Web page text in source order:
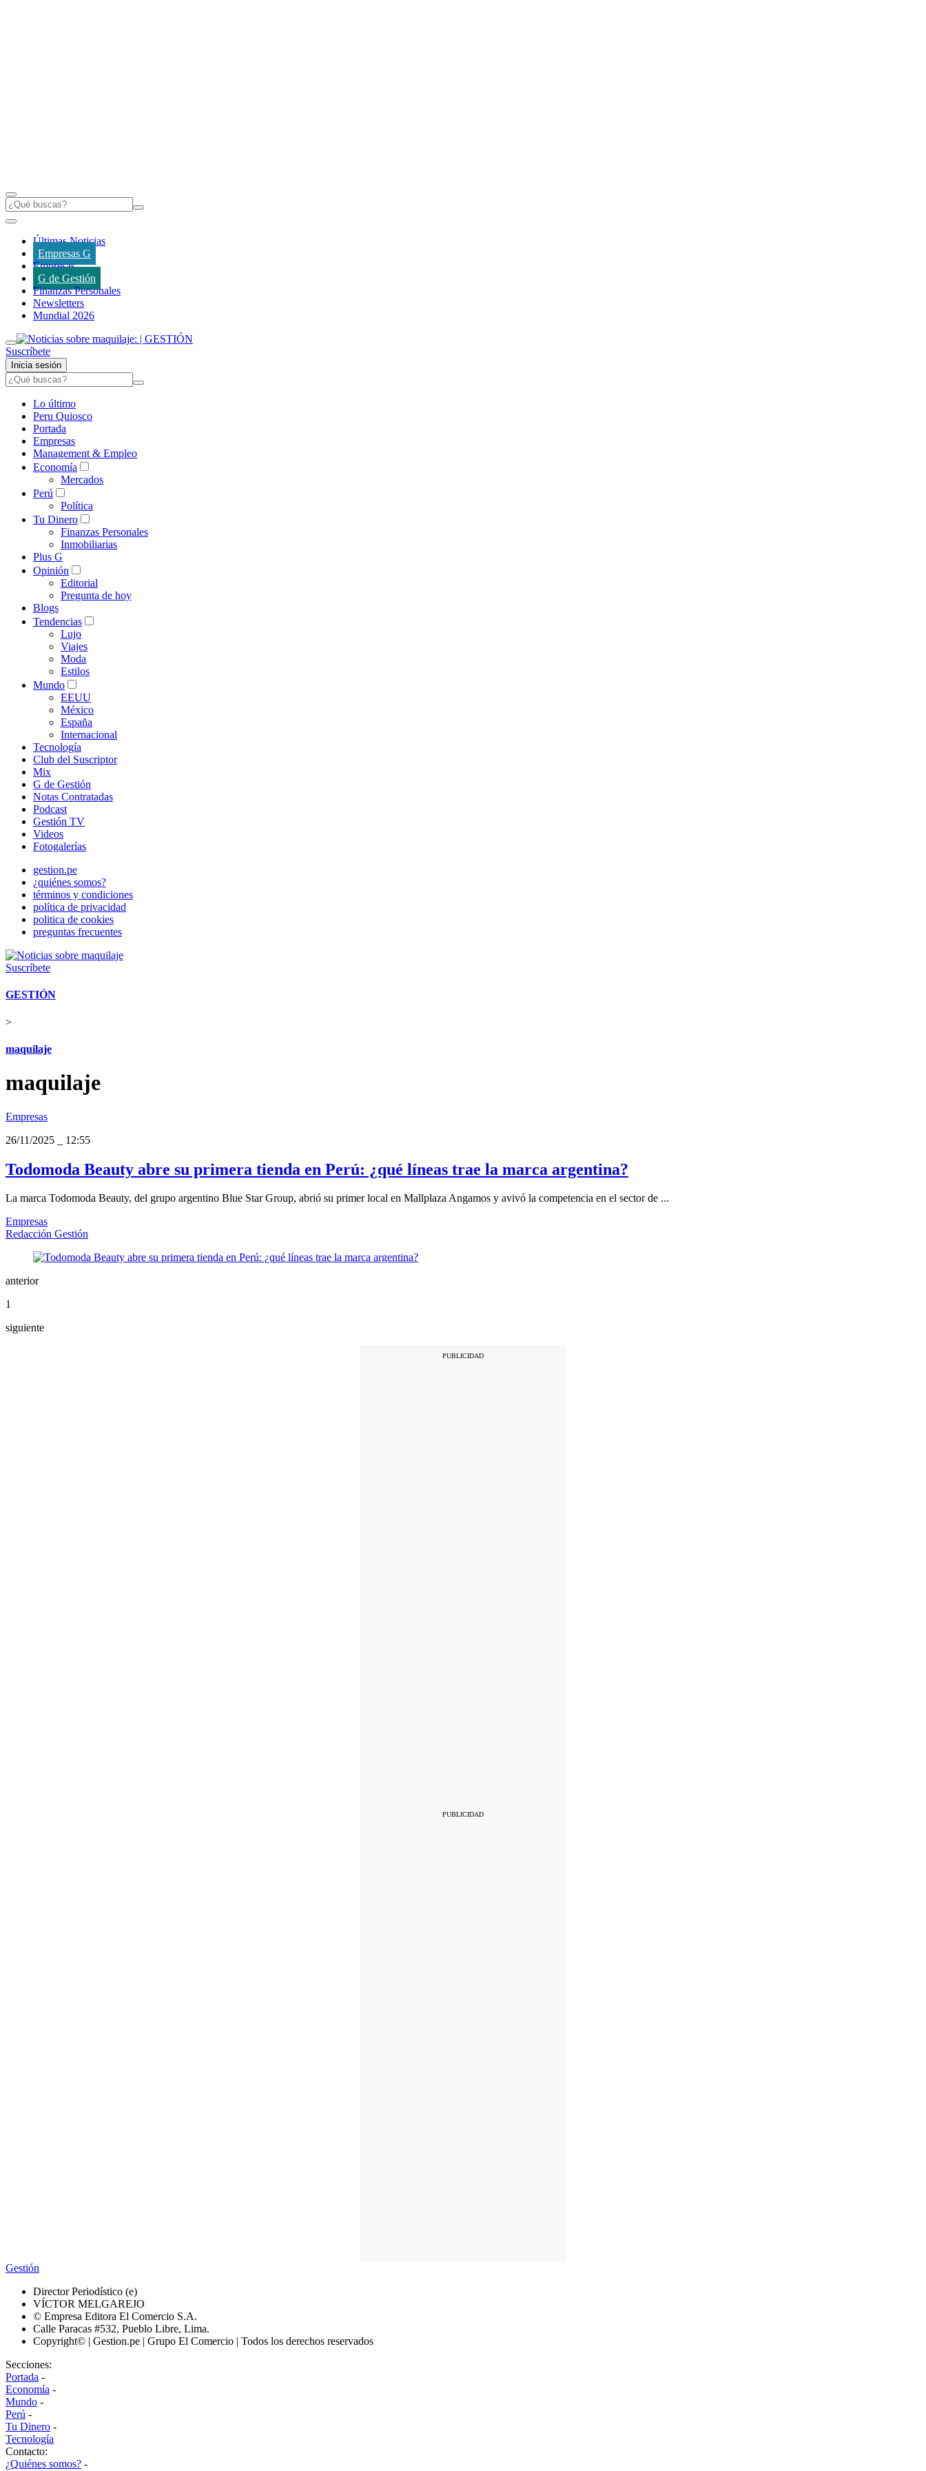
Últimas Noticias
Empresas G
Empresas
G de Gestión
Finanzas Personales
Newsletters
Mundial 2026
Suscríbete
Inicia sesión
Lo último
Peru Quiosco
Portada
Empresas
Management & Empleo
Economía
Mercados
Perú
Política
Tu Dinero
Finanzas Personales
Inmobiliarias
Plus G
Opinión
Editorial
Pregunta de hoy
Blogs
Tendencias
Lujo
Viajes
Moda
Estilos
Mundo
EEUU
México
España
Internacional
Tecnología
Club del Suscriptor
Mix
G de Gestión
Notas Contratadas
Podcast
Gestión TV
Videos
Fotogalerías
gestion.pe
¿quiénes somos?
términos y condiciones
política de privacidad
politica de cookies
preguntas frecuentes
Suscríbete
GESTIÓN
>
maquilaje
maquilaje
Empresas
26/11/2025
12:55
Todomoda Beauty abre su primera tienda en Perú: ¿qué líneas trae la marca argentina?
La marca Todomoda Beauty, del grupo argentino Blue Star Group, abrió su primer local en Mallplaza Angamos y avivó la competencia en el sector de ...
Empresas
Redacción Gestión
anterior
1
siguiente
Gestión
Director Periodístico (e)
VÍCTOR MELGAREJO
© Empresa Editora El Comercio S.A.
Calle Paracas #532, Pueblo Libre, Lima.
Copyright© | Gestion.pe | Grupo El Comercio | Todos los derechos reservados
Secciones:
Portada -
Economía -
Mundo -
Perú -
Tu Dinero -
Tecnología
Contacto:
¿Quiénes somos? -